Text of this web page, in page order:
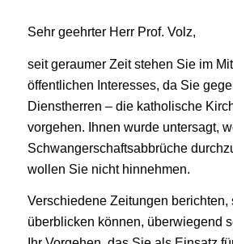
Sehr geehrter Herr Prof. Volz,
seit geraumer Zeit stehen Sie im
öffentlichen Interesses, da Sie
Dienstherren – die katholische
vorgehen. Ihnen wurde untersagt,
Schwangerschaftsabbrüche
wollen Sie nicht hinnehmen.
Verschiedene Zeitungen berichten,
überblicken können, überwiegend